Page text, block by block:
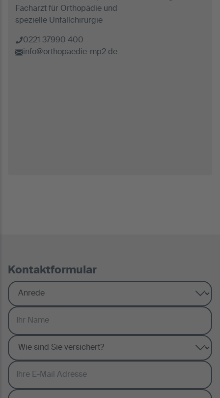
Facharzt für Orthopädie und
spezielle Unfallchirurgie
0221 37990 400
info@orthopaedie-mp2.de
Kontaktformular